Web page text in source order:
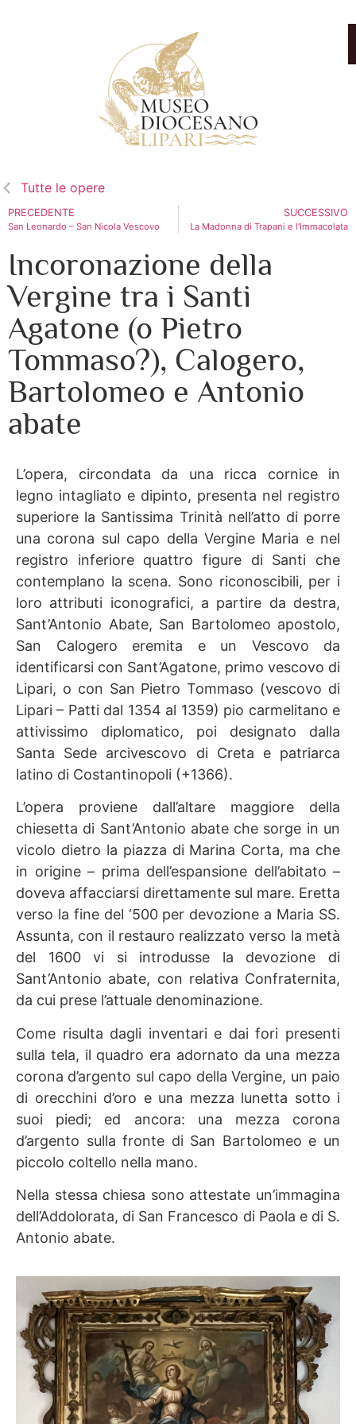
Tutte le opere
PRECEDENTE
San Leonardo – San Nicola Vescovo
SUCCESSIVO
La Madonna di Trapani e l’Immacolata
Incoronazione della
Vergine tra i Santi
Agatone (o Pietro
Tommaso?), Calogero,
Bartolomeo e Antonio
abate
L’opera, circondata da una ricca cornice in
legno intagliato e dipinto, presenta nel registro
superiore la Santissima Trinità nell’atto di porre
una corona sul capo della Vergine Maria e nel
registro inferiore quattro figure di Santi che
contemplano la scena. Sono riconoscibili, per i
loro attributi iconografici, a partire da destra,
Sant’Antonio Abate, San Bartolomeo apostolo,
San Calogero eremita e un Vescovo da
identificarsi con Sant’Agatone, primo vescovo di
Lipari, o con San Pietro Tommaso (vescovo di
Lipari – Patti dal 1354 al 1359) pio carmelitano e
attivissimo diplomatico, poi designato dalla
Santa Sede arcivescovo di Creta e patriarca
latino di Costantinopoli (+1366).
L’opera proviene dall’altare maggiore della
chiesetta di Sant’Antonio abate che sorge in un
vicolo dietro la piazza di Marina Corta, ma che
in origine – prima dell’espansione dell’abitato –
doveva affacciarsi direttamente sul mare. Eretta
verso la fine del ‘500 per devozione a Maria SS.
Assunta, con il restauro realizzato verso la metà
del 1600 vi si introdusse la devozione di
Sant’Antonio abate, con relativa Confraternita,
da cui prese l’attuale denominazione.
Come risulta dagli inventari e dai fori presenti
sulla tela, il quadro era adornato da una mezza
corona d’argento sul capo della Vergine, un paio
di orecchini d’oro e una mezza lunetta sotto i
suoi piedi; ed ancora: una mezza corona
d’argento sulla fronte di San Bartolomeo e un
piccolo coltello nella mano.
Nella stessa chiesa sono attestate un’immagina
dell’Addolorata, di San Francesco di Paola e di S.
Antonio abate.